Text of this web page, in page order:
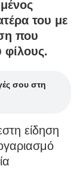
του με
που
φίλους.
σου στη
είδηση